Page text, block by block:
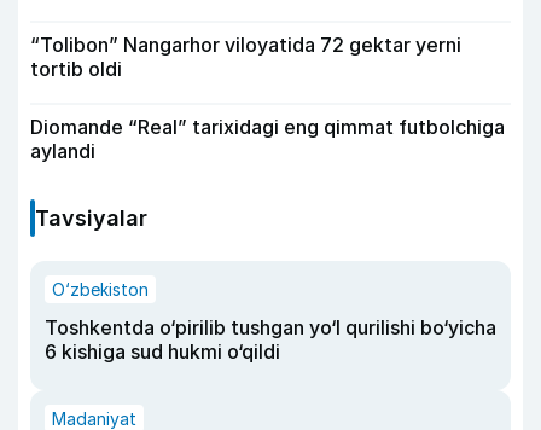
“Tolibon” Nangarhor viloyatida 72 gektar yerni
tortib oldi
Diomande “Real” tarixidagi eng qimmat futbolchiga
aylandi
Tavsiyalar
O‘zbekiston
Toshkentda o‘pirilib tushgan yo‘l qurilishi bo‘yicha
6 kishiga sud hukmi o‘qildi
Madaniyat